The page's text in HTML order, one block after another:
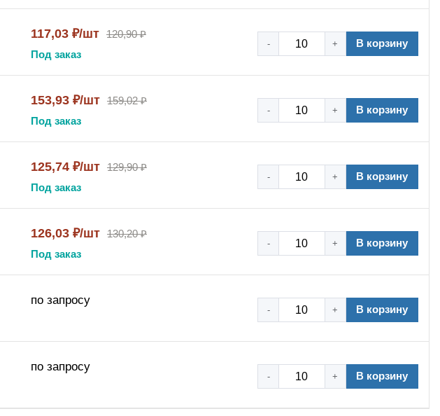
117,03 ₽/шт 120,90 ₽
Под заказ
- + В корзину
153,93 ₽/шт 159,02 ₽
Под заказ
- + В корзину
125,74 ₽/шт 129,90 ₽
Под заказ
- + В корзину
126,03 ₽/шт 130,20 ₽
Под заказ
- + В корзину
по запросу
- + В корзину
по запросу
- + В корзину